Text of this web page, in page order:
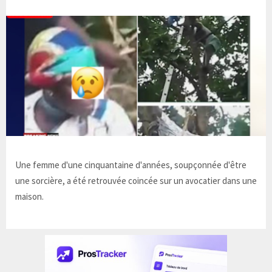
Une femme d'une cinquantaine d'années, soupçonnée d'être
une sorcière, a été retrouvée coincée sur un avocatier dans une
maison.